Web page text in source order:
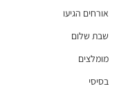
אורחים הגיעו
שבת שלום
מומלצים
בסיסי